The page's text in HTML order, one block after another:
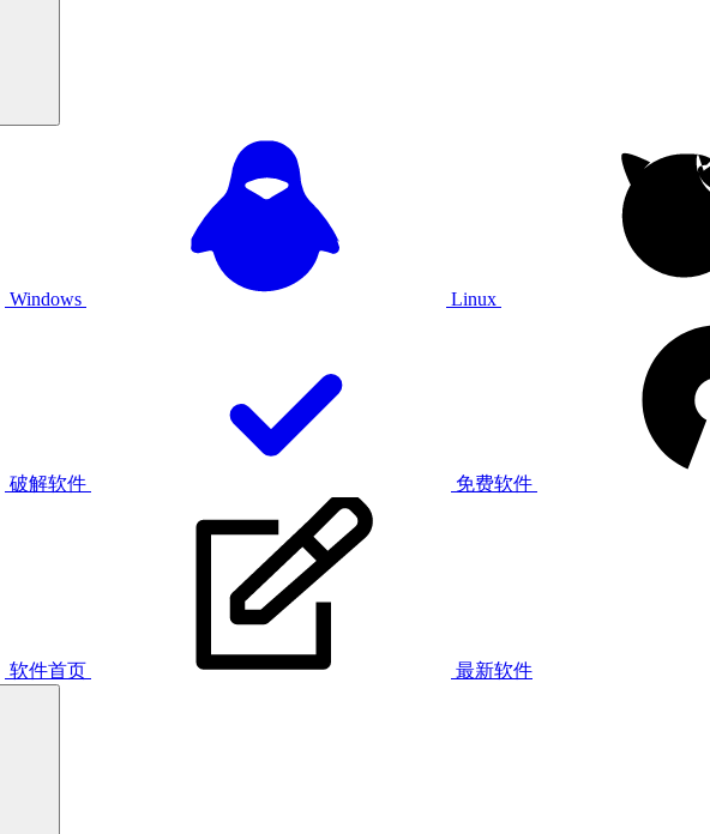
Windows Linux
破解软件 免费软件
软件首页 最新软件